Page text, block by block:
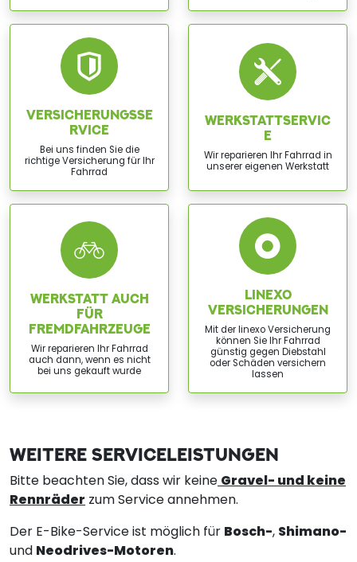
VERSICHERUNGSSE
RVICE
Bei uns finden Sie die
richtige Versicherung für Ihr
Fahrrad
WERKSTATTSERVIC
E
Wir reparieren Ihr Fahrrad in
unserer eigenen Werkstatt
WERKSTATT AUCH
FÜR
FREMDFAHRZEUGE
Wir reparieren Ihr Fahrrad
auch dann, wenn es nicht
bei uns gekauft wurde
LINEXO
VERSICHERUNGEN
Mit der linexo Versicherung
können Sie Ihr Fahrrad
günstig gegen Diebstahl
oder Schäden versichern
lassen
WEITERE SERVICELEISTUNGEN
Bitte beachten Sie, dass wir keine Gravel- und keine
Rennräder zum Service annehmen.
Der E-Bike-Service ist möglich für Bosch-, Shimano-
und Neodrives-Motoren.